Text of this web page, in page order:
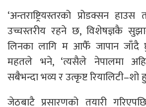
‘अन्तराष्ट्रियस्तरको प्रोडक्सन
उच्चस्तरीय रहने छ, विशेषज्ञकै
लिनका लागि म आफैँ जापान जाँदै
महतले भने, ‘त्यसैले नेपालमा
सबैभन्दा भव्य र उत्कृष्ट रियालिटी–शो
जेठबाटै प्रसारणको तयारी